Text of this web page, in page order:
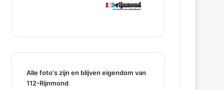
Alle foto's zijn en blijven eigendom van
112-Rijnmond